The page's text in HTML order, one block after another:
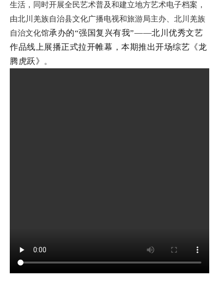
生活，同时开展全民艺术普及和建立地方艺术电子档案，
由北川羌族自治县文化广播电视和旅游局主办、北川羌族
自治文化馆承办的“强国复兴有我”——北川优秀文艺
作品线上展播正式拉开帷幕，本期推出开场综艺《龙
腾虎跃》
。